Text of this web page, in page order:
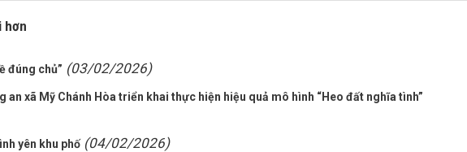
hơn
đúng chủ” (03/02/2026)
an xã Mỹ Chánh Hòa triển khai thực hiện hiệu quả mô hình “Heo đất nghĩa tình”
yên khu phố (04/02/2026)